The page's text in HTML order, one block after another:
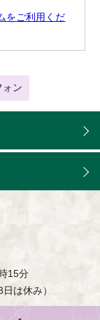
をご利用くだ
ォン
15分
は休み）